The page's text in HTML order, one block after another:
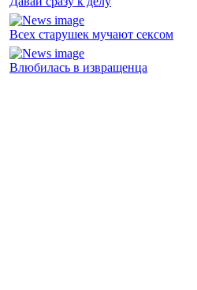
Всех старушек мучают сексом
Влюбилась в извращенца